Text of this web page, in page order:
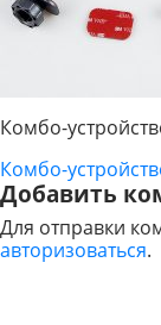
Комбо-
ПО
ЗАПИСЯМ
Комбо-
Добавить
Для отправки
авторизоваться.